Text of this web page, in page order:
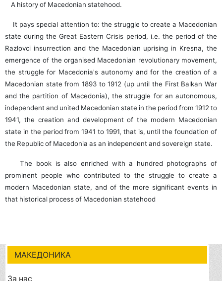
A history of Macedonian statehood.
It pays special attention to: the struggle to create a Macedonian
state during the Great Eastern Crisis period, i.e. the period of the
Razlovci insurrection and the Macedonian uprising in Kresna, the
emergence of the organised Macedonian revolutionary movement,
the struggle for Macedonia's autonomy and for the creation of a
Macedonian state from 1893 to 1912 (up until the First Balkan War
and the partition of Macedonia), the struggle for an autonomous,
independent and united Macedonian state in the period from 1912 to
1941, the creation and development of the modern Macedonian
state in the period from 1941 to 1991, that is, until the foundation of
the Republic of Macedonia as an independent and sovereign state.
The book is also enriched with a hundred photographs of
prominent people who contributed to the struggle to create a
modern Macedonian state, and of the more significant events in
that historical process of Macedonian statehood
МАКЕДОНИКА
За нас